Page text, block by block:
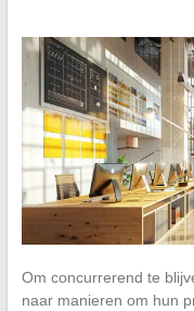
Om concurrerend te
naar manieren om hun